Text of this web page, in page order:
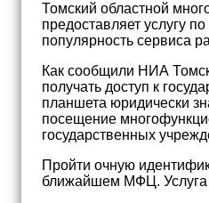
Томский областной
предоставляет услугу
популярность сервиса
Как сообщили НИА
получать доступ к
планшета юридически
посещение
государственных
Пройти очную
ближайшем МФЦ. Услуга